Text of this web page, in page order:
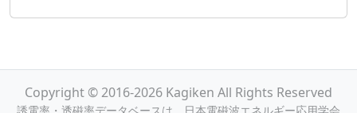
Copyright © 2016-2026 Kagiken All Rights Reserved